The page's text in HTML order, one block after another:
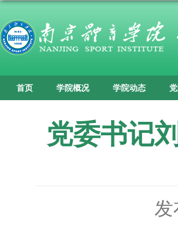
首页 学院概况 学院动态
党委书记
发